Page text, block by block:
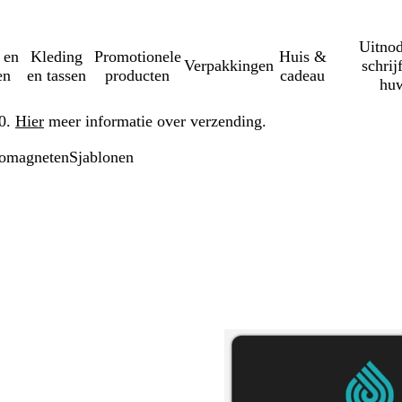
Kleding
en tassen
Promotionele
producten
Verpakkingen
Huis &
cadeau
Hier meer informatie over verzending.
Sjablonen